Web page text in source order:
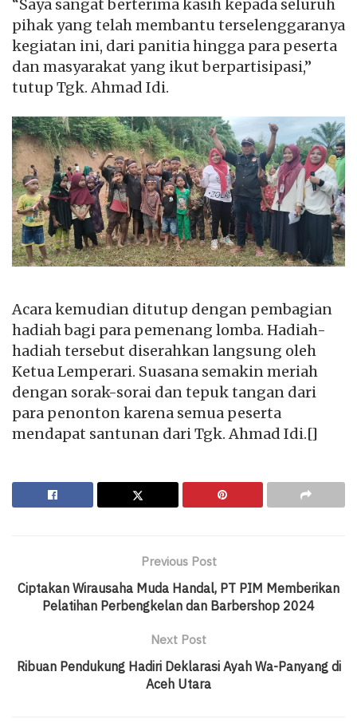
“Saya sangat berterima kasih kepada seluruh
pihak yang telah membantu terselenggaranya
kegiatan ini, dari panitia hingga para peserta
dan masyarakat yang ikut berpartisipasi,”
tutup Tgk. Ahmad Idi.
Acara kemudian ditutup dengan pembagian
hadiah bagi para pemenang lomba. Hadiah-
hadiah tersebut diserahkan langsung oleh
Ketua Lemperari. Suasana semakin meriah
dengan sorak-sorai dan tepuk tangan dari
para penonton karena semua peserta
mendapat santunan dari Tgk. Ahmad Idi.[]
Previous Post
Ciptakan Wirausaha Muda Handal, PT PIM Memberikan
Pelatihan Perbengkelan dan Barbershop 2024
Next Post
Ribuan Pendukung Hadiri Deklarasi Ayah Wa-Panyang di
Aceh Utara